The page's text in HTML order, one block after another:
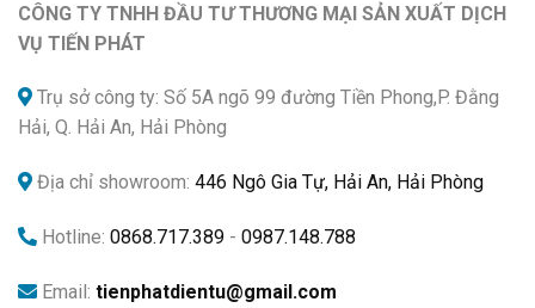
CÔNG TY TNHH ĐẦU TƯ THƯƠNG MẠI SẢN XUẤT DỊCH
VỤ TIẾN PHÁT
Trụ sở công ty: Số 5A ngõ 99 đường Tiền Phong,P. Đằng
Hải, Q. Hải An, Hải Phòng
Địa chỉ showroom: 446 Ngô Gia Tự, Hải An, Hải Phòng
Hotline: 0868.717.389 - 0987.148.788
Email: tienphatdientu@gmail.com